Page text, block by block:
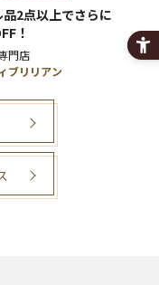
2点以上でさらに
！
門店
ブリリアン